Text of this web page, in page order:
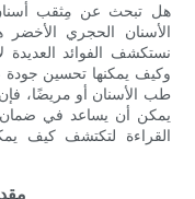
هل تبحث عن مِثقب
الأسنان الحجري
نستكشف الفوائد العديدة
وكيف يمكنها تحسين
طب الأسنان أو مريضًا،
يمكن أن يساعد في ضمان
القراءة لتكتشف كيف